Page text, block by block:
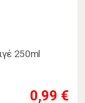
250ml
0,99 €